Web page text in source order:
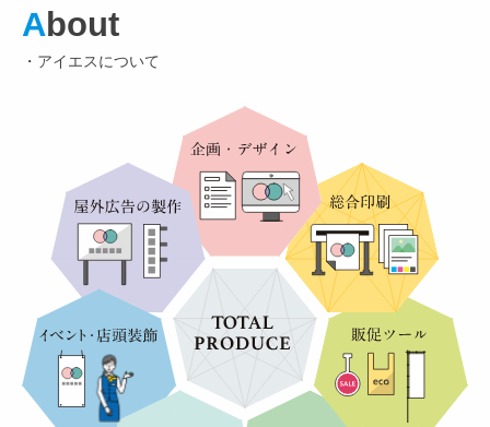
About
・アイエスについて